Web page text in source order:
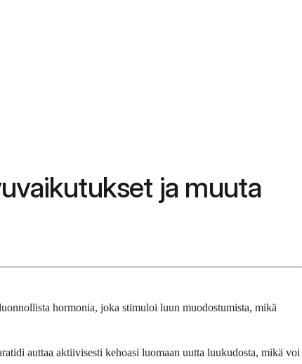
ja muuta
hormonia, joka stimuloi luun muodostumista, mikä
auttaa aktiivisesti kehoasi luomaan uutta luukudosta, mikä voi